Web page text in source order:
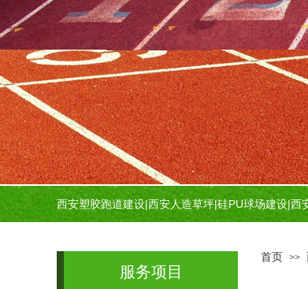
西安塑胶跑道建设|西安人造草坪|硅PU球场建设|西
服务项目
首页 >>